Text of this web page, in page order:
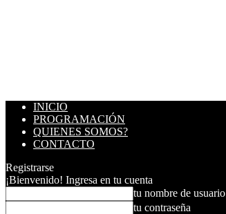
INICIO
PROGRAMACIÓN
QUIENES SOMOS?
CONTACTO
Registrarse
¡Bienvenido! Ingresa en tu cuenta
tu nombre de usuario
tu contraseña